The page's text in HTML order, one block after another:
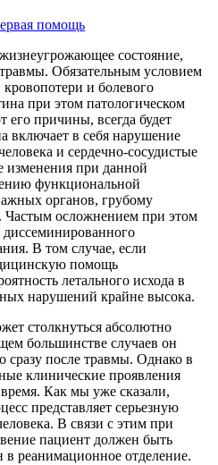
помощь
состояние,
Обязательным условием
и болевого
при этом патологическом
его причины, всегда будет
включает в себя нарушение
и сердечно-сосудистые
изменения при данной
функциональной
органов, грубому
осложнением при этом
диссеминированного
В том случае, если
помощь
летального исхода в
нарушений крайне высока.
столкнуться абсолютно
большинстве случаев он
сразу после травмы. Однако в
клинические проявления
Как мы уже сказали,
представляет серьезную
В связи с этим при
пациент должен быть
в реанимационное отделение.